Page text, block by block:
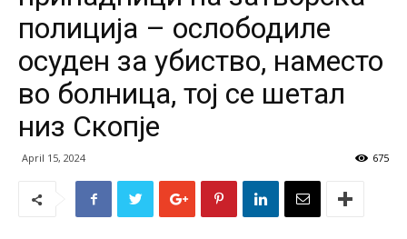
полиција – ослободиле
осуден за убиство, наместо
во болница, тој се шетал
низ Скопје
April 15, 2024 675